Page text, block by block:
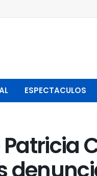
ESPECTACULOS